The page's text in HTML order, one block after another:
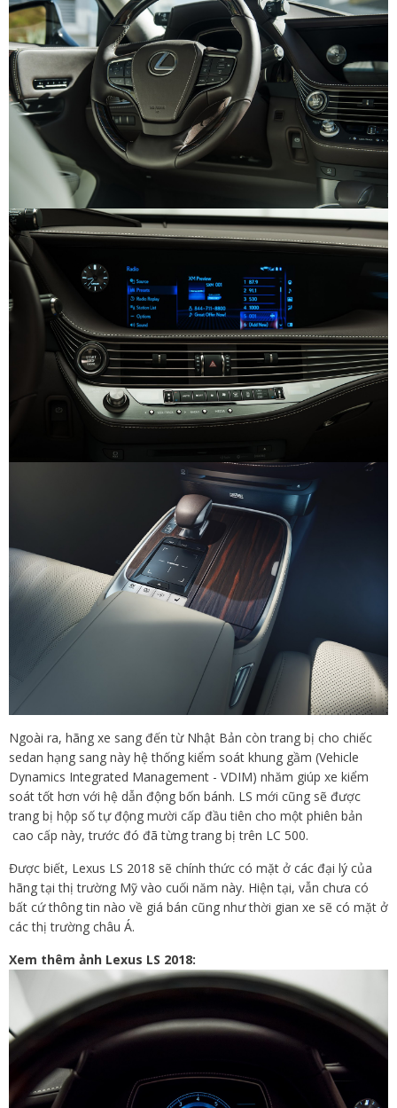
Ngoài ra, hãng xe sang đến từ Nhật Bản còn trang bị cho chiếc
sedan hạng sang này hệ thống kiểm soát khung gầm (Vehicle
Dynamics Integrated Management - VDIM) nhăm giúp xe kiểm
soát tốt hơn với hệ dẫn động bốn bánh. LS mới cũng sẽ được
trang bị hộp số tự động mười cấp đầu tiên cho một phiên bản
cao cấp này, trước đó đã từng trang bị trên LC 500.
Được biết, Lexus LS 2018 sẽ chính thức có mặt ở các đại lý của
hãng tại thị trường Mỹ vào cuối năm này. Hiện tại, vẫn chưa có
bất cứ thông tin nào về giá bán cũng như thời gian xe sẽ có mặt ở
các thị trường châu Á.
Xem thêm ảnh Lexus LS 2018: